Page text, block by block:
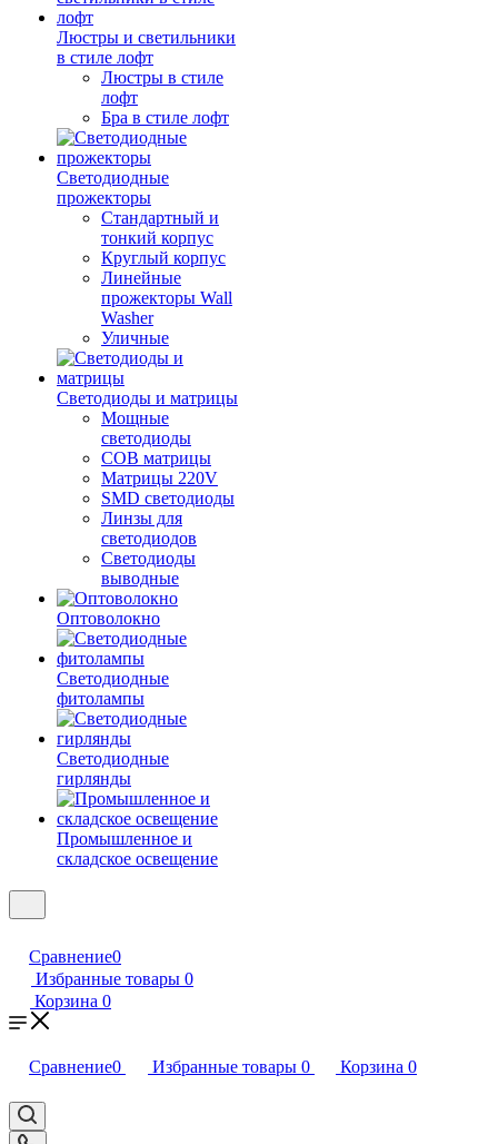
Люстры и светильники
в стиле лофт
Люстры в стиле
лофт
Бра в стиле лофт
Светодиодные
прожекторы
Стандартный и
тонкий корпус
Круглый корпус
Линейные
прожекторы Wall
Washer
Уличные
Светодиоды и матрицы
Мощные
светодиоды
COB матрицы
Матрицы 220V
SMD светодиоды
Линзы для
светодиодов
Светодиоды
выводные
Оптоволокно
Светодиодные
фитолампы
Светодиодные
гирлянды
Промышленное и
складское освещение
Сравнение0
Избранные товары 0
Корзина 0
Сравнение0 Избранные товары 0 Корзина 0